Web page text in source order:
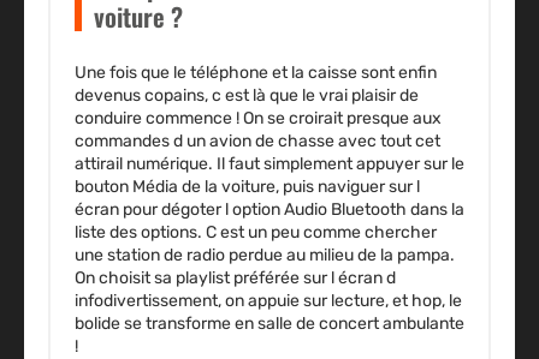
voiture ?
Une fois que le téléphone et la caisse sont enfin
devenus copains, c est là que le vrai plaisir de
conduire commence ! On se croirait presque aux
commandes d un avion de chasse avec tout cet
attirail numérique. Il faut simplement appuyer sur le
bouton Média de la voiture, puis naviguer sur l
écran pour dégoter l option Audio Bluetooth dans la
liste des options. C est un peu comme chercher
une station de radio perdue au milieu de la pampa.
On choisit sa playlist préférée sur l écran d
infodivertissement, on appuie sur lecture, et hop, le
bolide se transforme en salle de concert ambulante
!